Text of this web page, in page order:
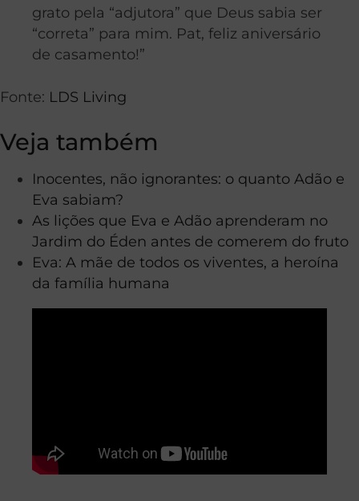
grato pela “adjutora” que Deus sabia ser
“correta” para mim. Pat, feliz aniversário
de casamento!”
Fonte: LDS Living
Veja também
Inocentes, não ignorantes: o quanto Adão e
Eva sabiam?
As lições que Eva e Adão aprenderam no
Jardim do Éden antes de comerem do fruto
Eva: A mãe de todos os viventes, a heroína
da família humana